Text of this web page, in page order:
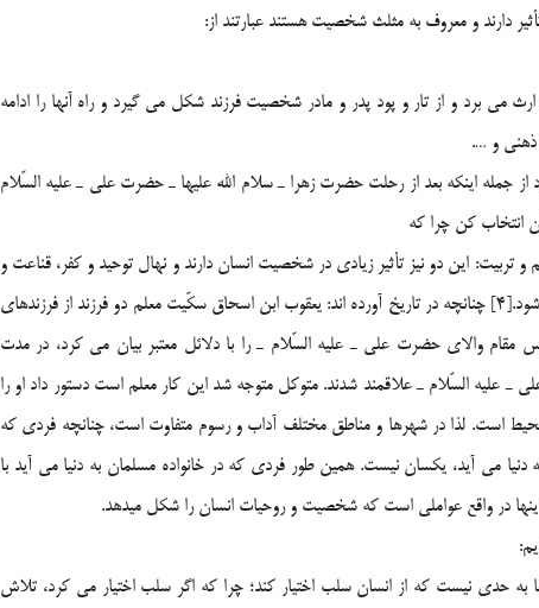
دارند و معروف به مثلث شخصيت هستند عبارتند از:
مي برد و از تار و پود پدر و مادر شخصيت فرزند شكل مي گيرد و راه آنها را ادامه
و ….
جمله اينكه بعد از رحلت حضرت زهرا ـ سلام الله عليها ـ حضرت علي ـ عليه السّلام
انتخاب كن چرا كه
شجاعي داشته باشم.[3] و اما تعليم و تربيت: اين دو نيز تأثير زيادي در شخصيت انسان دارند و نهال توحيد و كفر، قناعت و
حرص، و بسياري از افكار ديگر در نهاد شخص كاشته مي شود.[4] چنانچه در تاريخ آورده اند: يعقوب ابن اسحاق سكّيت معلم دو فرزند از فرزندهاي
مقام والاي حضرت علي ـ عليه السّلام ـ را با دلائل معتبر بيان مي كرد، در مدت
ـ عليه السّلام ـ علاقمند شدند. متوكل متوجه شد اين كار معلم است دستور داد او را
محيط است. لذا در شهرها و مناطق مختلف آداب و رسوم متفاوت است، چنانچه فردي كه
مي آيد، يكسان نيست. همين طور فردي كه در خانواده مسلمان به دنيا مي آيد با
در واقع عواملي است كه شخصيت و روحيات انسان را شكل ميدهد.
به حدي نيست كه از انسان سلب اختيار كند؛ چرا كه اگر سلب اختيار مي كرد، تلاش